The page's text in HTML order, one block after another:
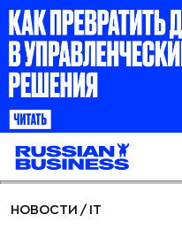
НОВОСТИ / IT